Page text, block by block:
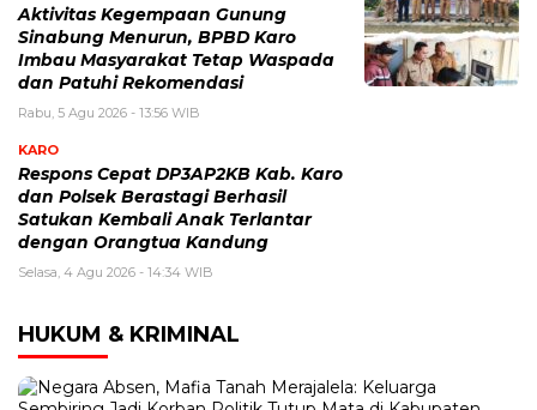
Aktivitas Kegempaan Gunung
Sinabung Menurun, BPBD Karo
Imbau Masyarakat Tetap Waspada
dan Patuhi Rekomendasi
Rabu, 5 Agu 2026 - 13:56 WIB
KARO
Respons Cepat DP3AP2KB Kab. Karo
dan Polsek Berastagi Berhasil
Satukan Kembali Anak Terlantar
dengan Orangtua Kandung
Selasa, 4 Agu 2026 - 14:34 WIB
HUKUM & KRIMINAL